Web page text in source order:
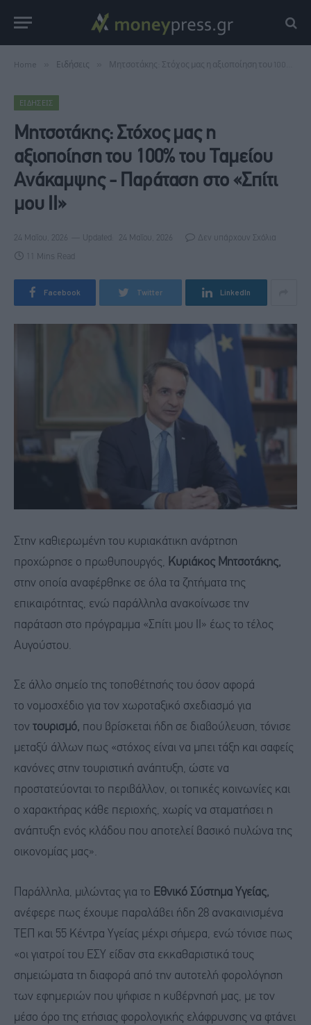
Home Ειδήσεις Μητσοτάκης: Στόχος μας η αξιοποίηση του 100% του Ταμείου Ανάκαμψης - Παράταση στο «Σπίτι μου ΙΙ»
ΕΙΔΉΣΕΙΣ
Μητσοτάκης: Στόχος μας η
αξιοποίηση του 100% του Ταμείου
Ανάκαμψης - Παράταση στο «Σπίτι
μου ΙΙ»
24 Μαΐου, 2026 Updated: 24 Μαΐου, 2026 Δεν υπάρχουν Σχόλια
11 Mins Read
Facebook Twitter LinkedIn
Στην καθιερωμένη του κυριακάτικη ανάρτηση
προχώρησε ο πρωθυπουργός, Κυριάκος Μητσοτάκης,
στην οποία αναφέρθηκε σε όλα τα ζητήματα της
επικαιρότητας, ενώ παράλληλα ανακοίνωσε την
παράταση στο πρόγραμμα «Σπίτι μου ΙΙ» έως το τέλος
Αυγούστου.
Σε άλλο σημείο της τοποθέτησής του όσον αφορά
το νομοσχέδιο για τον χωροταξικό σχεδιασμό για
τον τουρισμό, που βρίσκεται ήδη σε διαβούλευση, τόνισε
μεταξύ άλλων πως «στόχος είναι να μπει τάξη και σαφείς
κανόνες στην τουριστική ανάπτυξη, ώστε να
προστατεύονται το περιβάλλον, οι τοπικές κοινωνίες και
ο χαρακτήρας κάθε περιοχής, χωρίς να σταματήσει η
ανάπτυξη ενός κλάδου που αποτελεί βασικό πυλώνα της
οικονομίας μας».
Παράλληλα, μιλώντας για το Εθνικό Σύστημα Υγείας,
ανέφερε πως έχουμε παραλάβει ήδη 28 ανακαινισμένα
ΤΕΠ και 55 Κέντρα Υγείας μέχρι σήμερα, ενώ τόνισε πως
«οι γιατροί του ΕΣΥ είδαν στα εκκαθαριστικά τους
σημειώματα τη διαφορά από την αυτοτελή φορολόγηση
των εφημεριών που ψήφισε η κυβέρνησή μας, με τον
μέσο όρο της ετήσιας φορολογικής ελάφρυνσης να φτάνει